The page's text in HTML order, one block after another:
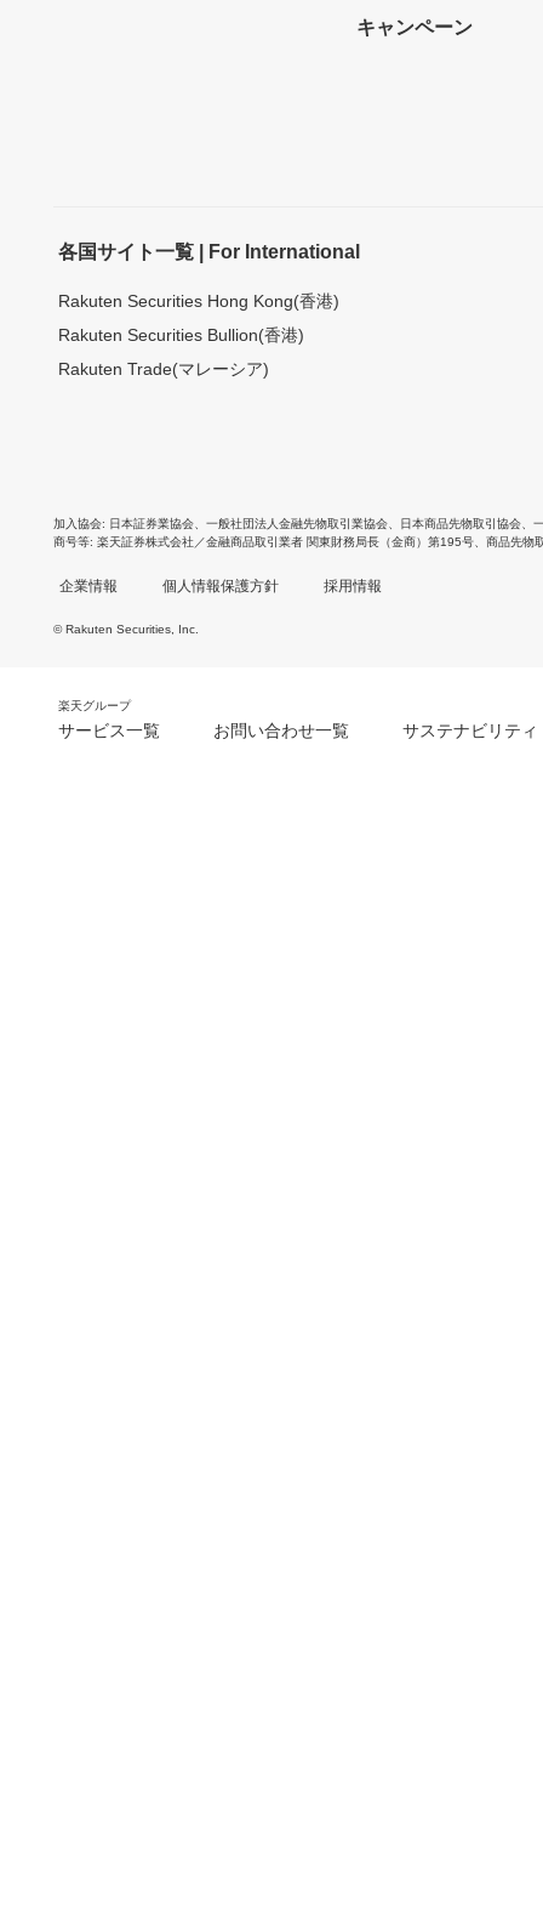
キャンペーン
各国サイト一覧 | For International
Rakuten Securities Hong Kong(香港)
Rakuten Securities Bullion(香港)
Rakuten Trade(マレーシア)
加入協会 日本証券業協会 一般社団法人金融先物取引業協会 日本商品先物取引協会
商号等 楽天証券株式会社／金融商品取引業者 関東財務局長（金商）第195号、商品先物
企業情報 個人情報保護方針 採用情報
© Rakuten Securities, Inc.
楽天グループ
サービス一覧 お問い合わせ一覧 サステナビリティ